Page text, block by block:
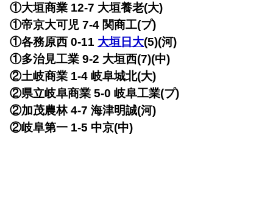
①大垣商業 12-7 大垣養老(大)
①帝京大可児 7-4 関商工(プ)
①各務原西 0-11 大垣日大(5)(河)
①多治見工業 9-2 大垣西(7)(中)
②土岐商業 1-4 岐阜城北(大)
②県立岐阜商業 5-0 岐阜工業(プ)
②加茂農林 4-7 海津明誠(河)
②岐阜第一 1-5 中京(中)